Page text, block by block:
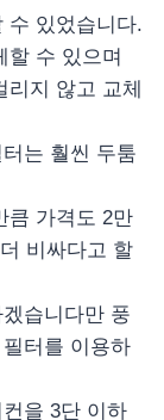
수 있었습니다.
할 수 있으며
리지 않고 교체
는 훨씬 두툼
큼 가격도 2만
비싸다고 할
습니다만 풍
터를 이용하
을 3단 이하